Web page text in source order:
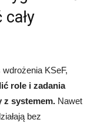
KSeF,
role i zadania
z systemem. Nawet
bez